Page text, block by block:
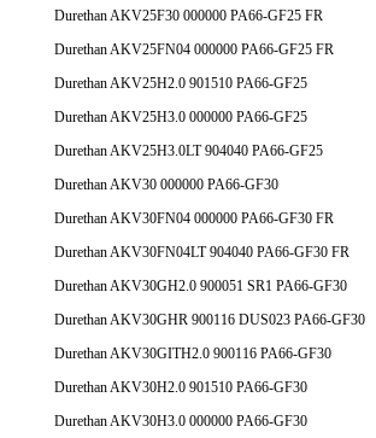
Durethan AKV25F30 000000 PA66-GF25 FR
Durethan AKV25FN04 000000 PA66-GF25 FR
Durethan AKV25H2.0 901510 PA66-GF25
Durethan AKV25H3.0 000000 PA66-GF25
Durethan AKV25H3.0LT 904040 PA66-GF25
Durethan AKV30 000000 PA66-GF30
Durethan AKV30FN04 000000 PA66-GF30 FR
Durethan AKV30FN04LT 904040 PA66-GF30 FR
Durethan AKV30GH2.0 900051 SR1 PA66-GF30
Durethan AKV30GHR 900116 DUS023 PA66-GF30
Durethan AKV30GITH2.0 900116 PA66-GF30
Durethan AKV30H2.0 901510 PA66-GF30
Durethan AKV30H3.0 000000 PA66-GF30